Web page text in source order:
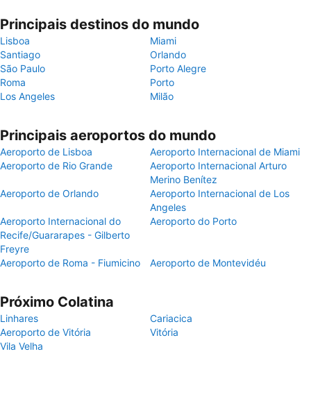
Principais destinos do mundo
Lisboa
Miami
Santiago
Orlando
São Paulo
Porto Alegre
Roma
Porto
Los Angeles
Milão
Principais aeroportos do mundo
Aeroporto de Lisboa
Aeroporto Internacional de Miami
Aeroporto de Rio Grande
Aeroporto Internacional Arturo
Merino Benítez
Aeroporto de Orlando
Aeroporto Internacional de Los
Angeles
Aeroporto Internacional do
Recife/Guararapes - Gilberto
Freyre
Aeroporto do Porto
Aeroporto de Roma - Fiumicino Aeroporto de Montevidéu
Próximo Colatina
Linhares
Cariacica
Aeroporto de Vitória
Vitória
Vila Velha